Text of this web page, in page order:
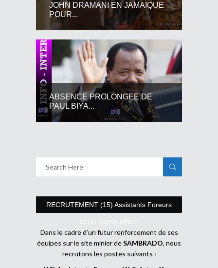
JOHN DRAMANI EN JAMAIQUE
POUR...
ABSENCE PROLONGEE DE
PAUL BIYA...
RECRUTEMENT (15) Assistants Foreurs
et (1) Safety officer
Dans le cadre d’un futur renforcement de ses
équipes sur le site minier deSAMBRADO, nous
recrutons les postes suivants :